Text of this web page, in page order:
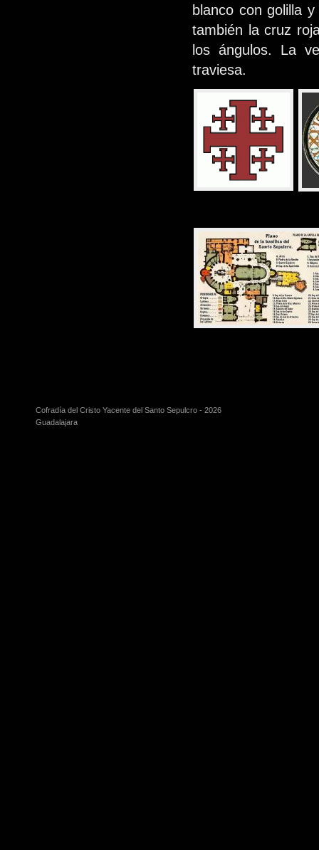
blanco con golilla
también la cruz
los ángulos. La
traviesa.
Cofradía del Cristo Yacente del Santo Sepulcro - 2026
Guadalajara